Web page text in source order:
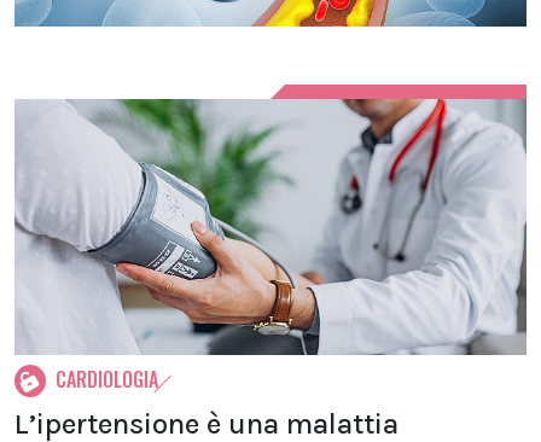
CARDIOLOGIA
L’ipertensione è una malattia